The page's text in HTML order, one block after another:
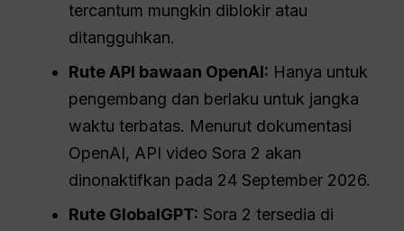
tercantum mungkin diblokir atau
ditangguhkan.
Rute API bawaan OpenAI: Hanya untuk
pengembang dan berlaku untuk jangka
waktu terbatas. Menurut dokumentasi
OpenAI, API video Sora 2 akan
dinonaktifkan pada 24 September 2026.
Rute GlobalGPT: Sora 2 tersedia di